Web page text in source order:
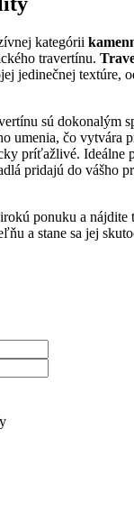
kategórii
travertínu.
jedinečnej textúre,
sú dokonalým
umenia, čo vytvára
príťažlivé. Ideálne
pridajú do vášho
ponuku a nájdite
a stane sa jej